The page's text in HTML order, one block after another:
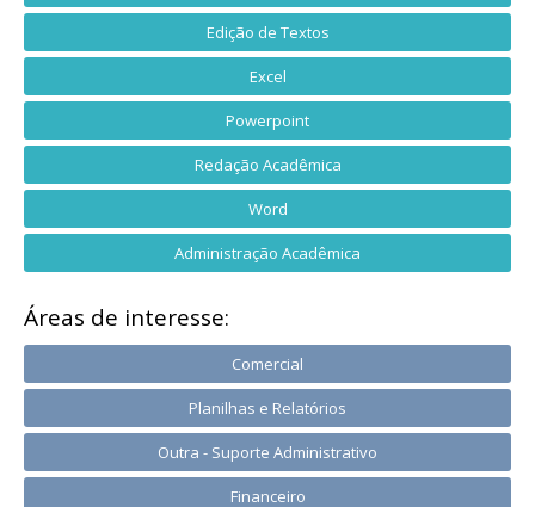
Edição de Textos
Excel
Powerpoint
Redação Acadêmica
Word
Administração Acadêmica
Áreas de interesse:
Comercial
Planilhas e Relatórios
Outra - Suporte Administrativo
Financeiro